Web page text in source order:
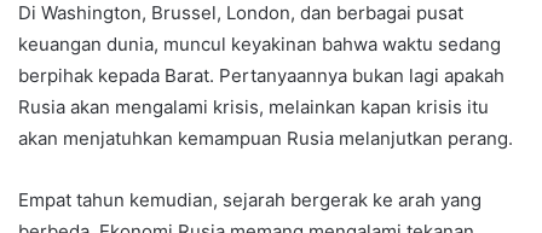
Di Washington, Brussel, London, dan berbagai pusat
keuangan dunia, muncul keyakinan bahwa waktu sedang
berpihak kepada Barat. Pertanyaannya bukan lagi apakah
Rusia akan mengalami krisis, melainkan kapan krisis itu
akan menjatuhkan kemampuan Rusia melanjutkan perang.
Empat tahun kemudian, sejarah bergerak ke arah yang